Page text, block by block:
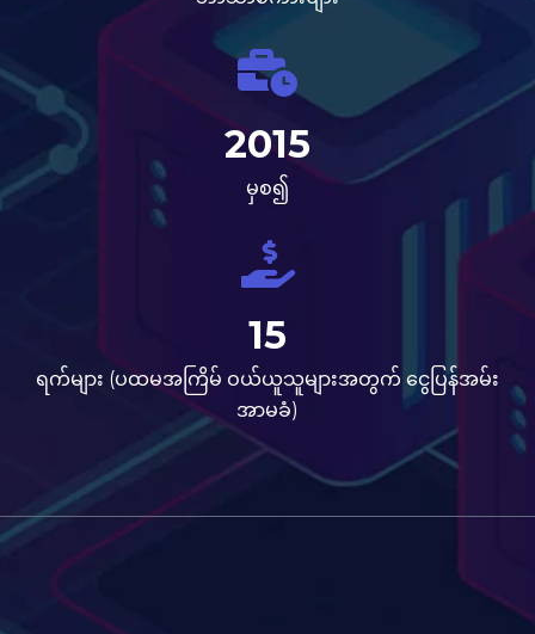
2015
မှစ၍
15
ရက်များ (ပထမအကြိမ် ဝယ်ယူသူများအတွက် ငွေပြန်အမ်း
အာမခံ)